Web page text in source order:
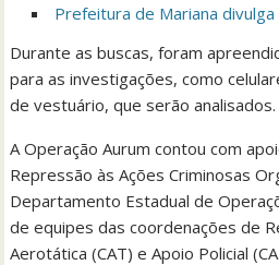
Prefeitura de Mariana
Durante as buscas, foram
para as investigações, como
de vestuário, que serão analisados.
A Operação Aurum contou com
Repressão às Ações Criminosas
Departamento Estadual de
de equipes das coordenações de
Aerotática (CAT) e Apoio Policial